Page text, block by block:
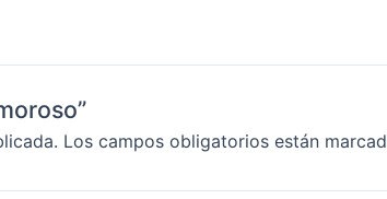
Los campos obligatorios están